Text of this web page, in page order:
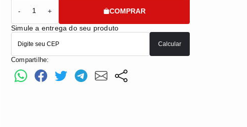
- + COMPRAR
Simule a entrega do seu produto
Calcular
Compartilhe: